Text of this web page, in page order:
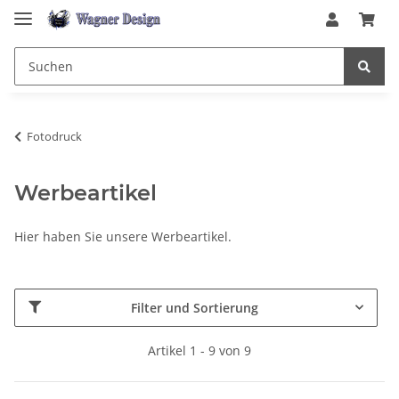
Fotodruck
Werbeartikel
Hier haben Sie unsere Werbeartikel.
Filter und Sortierung
Artikel 1 - 9 von 9